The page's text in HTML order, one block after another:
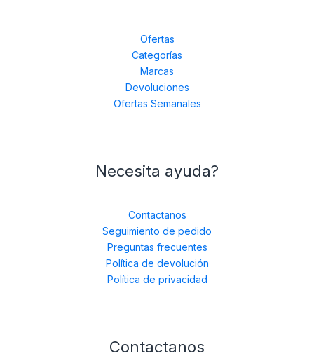
Ofertas
Categorías
Marcas
Devoluciones
Ofertas Semanales
Necesita ayuda?
Contactanos
Seguimiento de pedido
Preguntas frecuentes
Política de devolución
Política de privacidad
Contactanos